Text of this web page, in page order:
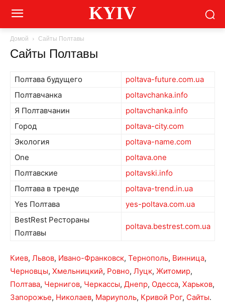
KYIV
Домой Сайты Полтавы
Сайты Полтавы
Полтава будущего
poltava-future.com.ua
Полтавчанка
poltavchanka.info
Я Полтавчанин
poltavchanka.info
Город
poltava-city.com
Экология
poltava-name.com
One
poltava.one
Полтавские
poltavski.info
Полтава в тренде
poltava-trend.in.ua
Yes Полтава
yes-poltava.com.ua
BestRest Рестораны
Полтавы
poltava.bestrest.com.ua
Киев, Львов, Ивано-Франковск, Тернополь, Винница,
Черновцы, Хмельницкий, Ровно, Луцк, Житомир,
Полтава, Чернигов, Черкассы, Днепр, Одесса, Харьков,
Запорожье, Николаев, Мариуполь, Кривой Рог, Сайты.